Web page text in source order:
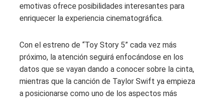
emotivas ofrece posibilidades interesantes para
enriquecer la experiencia cinematográfica.
Con el estreno de “Toy Story 5” cada vez más
próximo, la atención seguirá enfocándose en los
datos que se vayan dando a conocer sobre la cinta,
mientras que la canción de Taylor Swift ya empieza
a posicionarse como uno de los aspectos más